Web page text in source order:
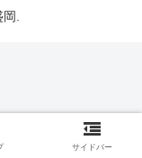
.
サイドバー